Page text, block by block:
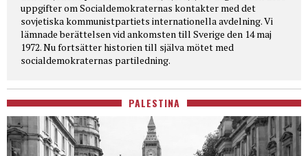
uppgifter om Socialdemokraternas kontakter med det
sovjetiska kommunistpartiets internationella avdelning. Vi
lämnade berättelsen vid ankomsten till Sverige den 14 maj
1972. Nu fortsätter historien till själva mötet med
socialdemokraternas partiledning.
PALESTINA